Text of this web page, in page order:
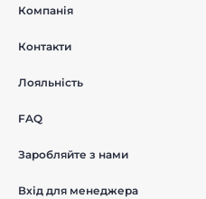
Компанія
Контакти
Лояльність
FAQ
Заробляйте з нами
Вхід для менеджера